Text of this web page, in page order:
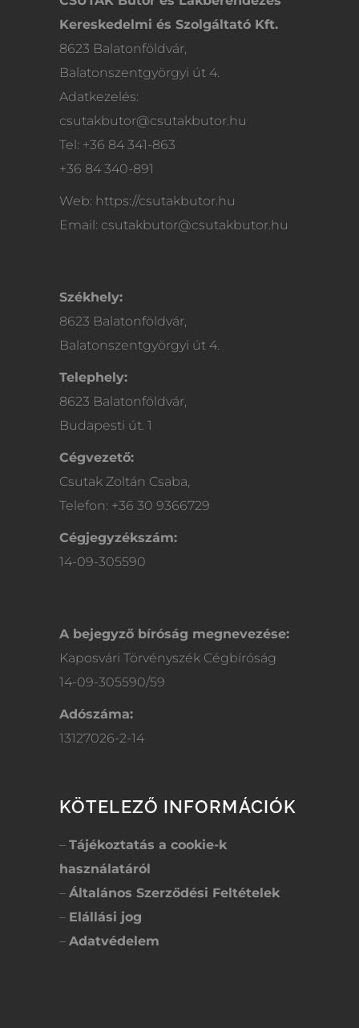
Kereskedelmi és Szolgáltató Kft.
8623 Balatonföldvár,
Balatonszentgyörgyi út 4.
Adatkezelés:
csutakbutor@csutakbutor.hu
Tel: +36 84 341-863
+36 84 340-891
Web: https://csutakbutor.hu
Email: csutakbutor@csutakbutor.hu
Székhely:
8623 Balatonföldvár,
Balatonszentgyörgyi út 4.
Telephely:
8623 Balatonföldvár,
Budapesti út. 1
Cégvezető:
Csutak Zoltán Csaba,
Telefon: +36 30 9366729
Cégjegyzékszám:
14-09-305590
A bejegyző bíróság megnevezése:
Kaposvári Törvényszék Cégbíróság
14-09-305590/59
Adószáma:
13127026-2-14
KÖTELEZŐ INFORMÁCIÓK
– Tájékoztatás a cookie-k
használatáról
– Általános Szerződési Feltételek
– Elállási jog
– Adatvédelem